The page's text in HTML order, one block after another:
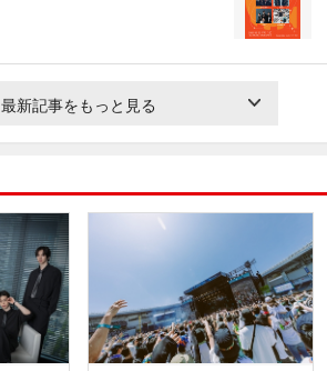
最新記事をもっと見る